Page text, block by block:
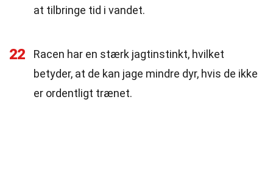
at tilbringe tid i vandet.
22
Racen har en stærk jagtinstinkt, hvilket
betyder, at de kan jage mindre dyr, hvis de ikke
er ordentligt trænet.